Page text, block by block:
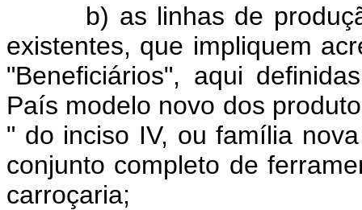
b) as linhas de produção
existentes, que impliquem
"Beneficiários", aqui
País modelo novo dos
" do inciso IV, ou família
conjunto completo de
carroçaria;